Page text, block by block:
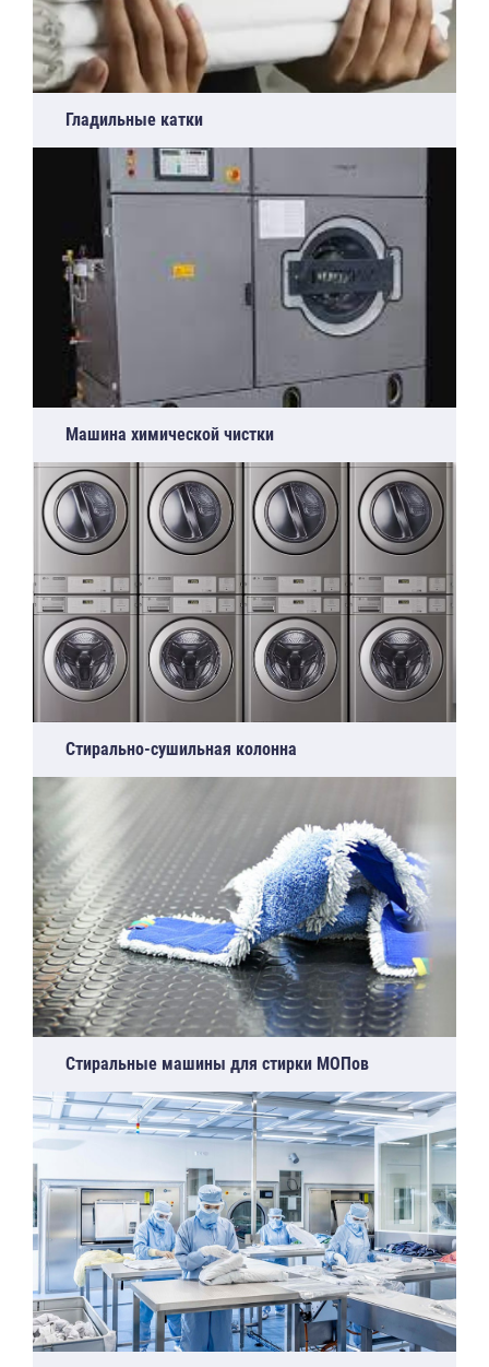
Гладильные катки
Машина химической чистки
Стирально-сушильная колонна
Стиральные машины для стирки МОПов